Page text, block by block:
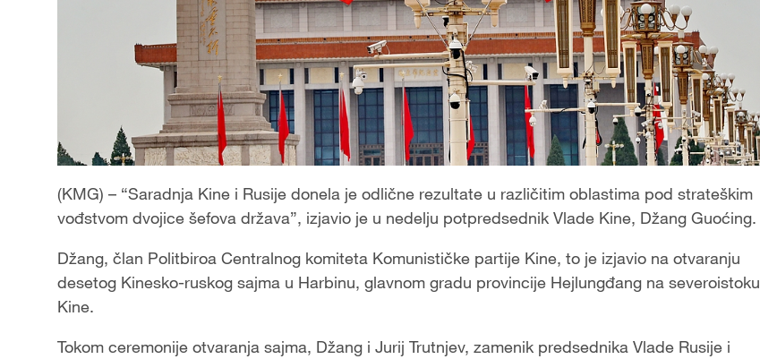
(KMG) – “Saradnja Kine i Rusije donela je odlične rezultate u različitim oblastima pod strateškim
vođstvom dvojice šefova država”, izjavio je u nedelju potpredsednik Vlade Kine, Džang Guoćing.
Džang, član Politbiroa Centralnog komiteta Komunističke partije Kine, to je izjavio na otvaranju
desetog Kinesko-ruskog sajma u Harbinu, glavnom gradu provincije Hejlungđang na severoistoku
Kine.
Tokom ceremonije otvaranja sajma, Džang i Jurij Trutnjev, zamenik predsednika Vlade Rusije i